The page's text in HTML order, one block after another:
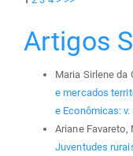
Artigos
Maria Sirlene da
e mercados
e Econômicas: v.
Ariane Favareto,
Juventudes